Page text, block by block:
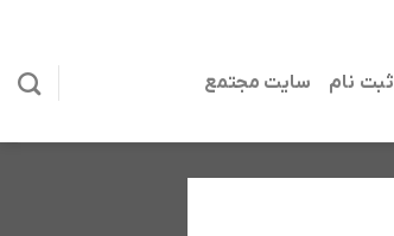
ثبت نام سایت مجتمع